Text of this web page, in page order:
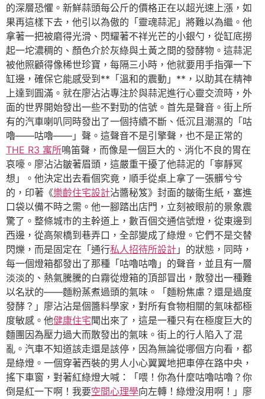
的深層恐懼。新鮮蒜頭每公斤的價格正在以超光速上漲，如
果再這樣下去，他引以為傲的「靈魂蒜泥」將難以為繼。他
拿著一把被磨得光滑、閃耀著不祥光芒的小銀勺，從缸底撈
起一坨濃稠的、顏色介於灰綠與土黃之間的發酵物。這蒜泥
被他照顧得像稀世珍寶，每隔三小時，他就要用手指彈一下
缸邊，確保它能感受到**「溫和的震動」**，以助其在精神
上達到圓滿。就在廖沾沾專注於與蒜泥進行心靈交流時，外
面的世界開始發出一些不對勁的信號。首先是聲音。街上所
有的汽車喇叭同時發出了一個持續不斷、低沉且潮濕的「咕
嚕——咕嚕——」聲。這聲音不是引擎聲，也不是正常的
THE R3 寓所鳴笛聲，而像是一個巨大的、消化不良的胃在
哀嚎。廖沾沾皺著眉頭，這嚴重干擾了他蒜泥的「寧靜冥
想」。他決定出去看個究竟，順手從桌上拿了一張髒兮兮
的，印著《樂齡住宅設計沾醬秘笈》封面的皺衛生紙，塞進
口袋以備不時之需。他一腳踏出店門，立刻被眼前的景象震
驚了。整條城市的主幹道上，數百個交通信號燈，從東邊到
西邊，從高架橋到巷弄口，全部變成了綠燈。它們不是交替
閃爍，而是固定在「通行私人招待所設計 」的狀態，同時，
每一個燈箱都發出了那種「咕嚕咕嚕」的聲音，並且有一層
淡淡的、熱氣騰騰的白霧從燈箱的頂部冒出，散發出一種難
以名狀的——麵粉蒸煮過頭的氣味。「麵粉焦慮？還是過度
發酵？」廖沾沾是個醬料學家，對所有食物相關的氣味都極
度敏感。他健康住宅聞出來了，這是一種只有在極度巨大的
麵團因為壓力過大而散發出的氣味。街上的行人陷入了混
亂。汽車不知道該走還是該停，因為無論從哪個方向看，都
是綠燈。一個穿著西裝的男人小心翼翼地把車停在路中央，
搖下車窗，對著紅綠燈大喊：「喂！你為什麼咕嚕咕嚕？你
倒是紅一下啊！我要空間心理學向左轉！綠燈沒用啊！」廖